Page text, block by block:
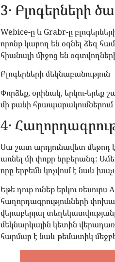
3․ Բլոգերների
Webice-ը և Grabr-ը
որոնք կարող են օգնել ձեզ
հիանալի միջոց են
Բլոգերների մեկնաբանություն
Փորձեք, օրինակ, երկու-երեք
մի քանի հրապարակումներում
4․
Սա շատ արդյունավետ
առնել մի փոքր նրբերանգ:
որը երբեմն կոչվում է նաև
Եթե դուք ունեք երկու
հաղորդագրությունների
վերաբերյալ
մեկնարկային կետին
հարմար է նաև թեմատիկ